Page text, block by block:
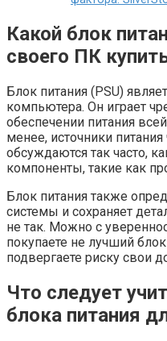
Какой блок
своего ПК
Блок питания (PSU)
компьютера. Он играет
обеспечении питания
менее, источники
обсуждаются так часто,
компоненты, такие как
Блок питания также
системы и сохраняет
не так. Можно с
покупаете не лучший
подвергаете риску свои
Что следует
блока питания